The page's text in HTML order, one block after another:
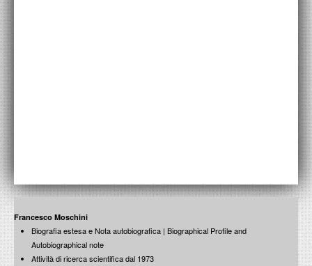
Francesco Moschini
Biografia estesa e Nota autobiografica | Biographical Profile and
Autobiographical note
Attività di ricerca scientifica dal 1973